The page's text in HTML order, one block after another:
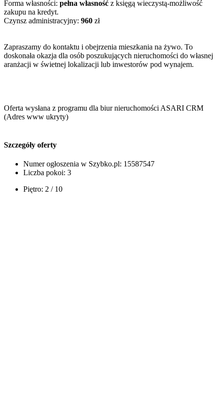
Forma własności: pełna własność z księgą wieczystą-możliwość
zakupu na kredyt.
Czynsz administracyjny: 960 zł
Zapraszamy do kontaktu i obejrzenia mieszkania na żywo. To
doskonała okazja dla osób poszukujących nieruchomości do własnej
aranżacji w świetnej lokalizacji lub inwestorów pod wynajem.
Oferta wysłana z programu dla biur nieruchomości ASARI CRM
(Adres www ukryty)
Szczegóły oferty
Numer ogłoszenia w Szybko.pl: 15587547
Liczba pokoi: 3
Piętro: 2 / 10